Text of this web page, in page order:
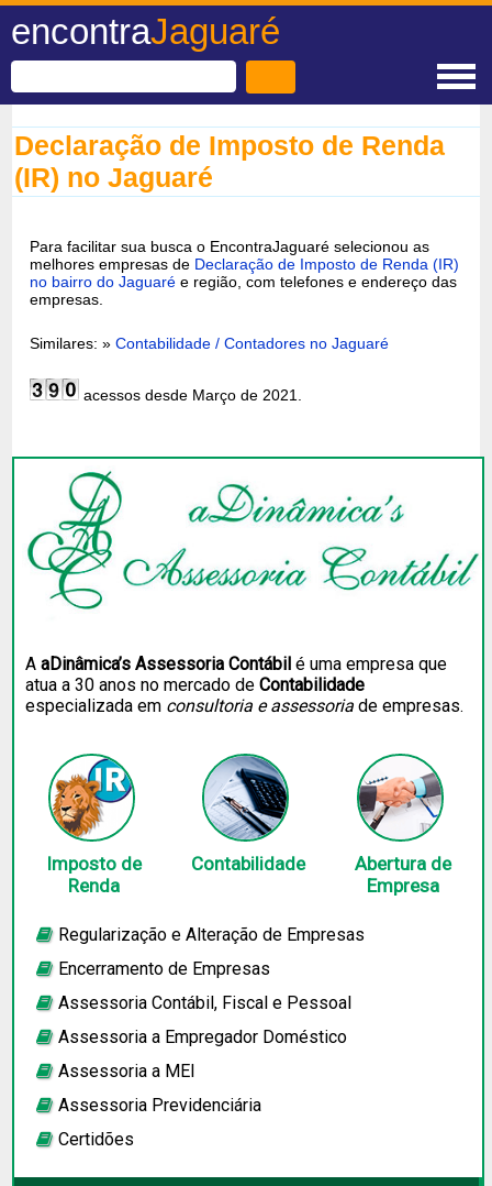
encontraJaguaré
Declaração de Imposto de Renda
(IR) no Jaguaré
Para facilitar sua busca o EncontraJaguaré selecionou as
melhores empresas de Declaração de Imposto de Renda (IR)
no bairro do Jaguaré e região, com telefones e endereço das
empresas.
Similares: »Contabilidade / Contadores no Jaguaré
acessos desde Março de 2021.
AaDinâmica’s Assessoria Contábil é uma empresa que
atua a 30 anos no mercado deContabilidade
especializada em consultoria e assessoria de empresas.
Imposto de
Renda
Contabilidade
Abertura de
Empresa
Regularização e Alteração de Empresas
Encerramento de Empresas
Assessoria Contábil, Fiscal e Pessoal
Assessoria a Empregador Doméstico
Assessoria a MEI
Assessoria Previdenciária
Certidões